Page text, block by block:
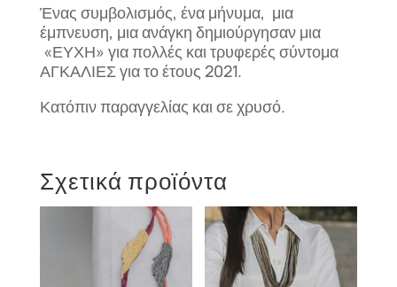
Ένας συμβολισμός, ένα μήνυμα, μια
έμπνευση, μια ανάγκη δημιούργησαν μια
«ΕΥΧΗ» για πολλές και τρυφερές σύντομα
ΑΓΚΑΛΙΕΣ για το έτους 2021.
Κατόπιν παραγγελίας και σε χρυσό.
Σχετικά προϊόντα